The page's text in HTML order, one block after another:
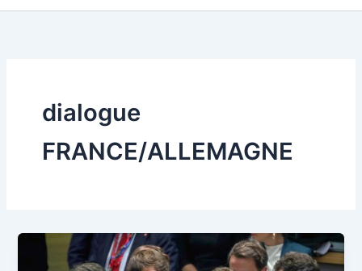
dialogue
FRANCE/ALLEMAGNE